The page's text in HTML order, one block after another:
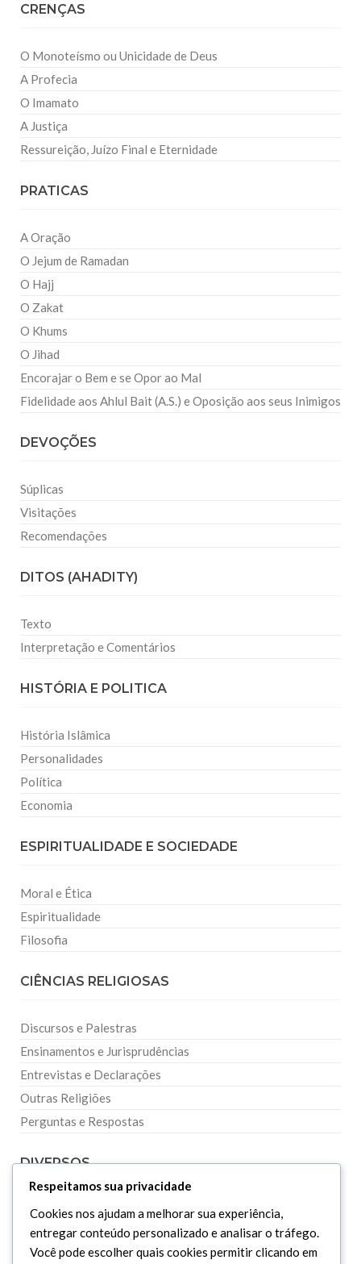
CRENÇAS
O Monoteísmo ou Unicidade de Deus
A Profecia
O Imamato
A Justiça
Ressureição, Juízo Final e Eternidade
PRATICAS
A Oração
O Jejum de Ramadan
O Hajj
O Zakat
O Khums
O Jihad
Encorajar o Bem e se Opor ao Mal
Fidelidade aos Ahlul Bait (A.S.) e Oposição aos seus Inimigos
DEVOÇÕES
Súplicas
Visitações
Recomendações
DITOS (AHADITY)
Texto
Interpretação e Comentários
HISTÓRIA E POLITICA
História Islâmica
Personalidades
Política
Economia
ESPIRITUALIDADE E SOCIEDADE
Moral e Ética
Espiritualidade
Filosofia
CIÊNCIAS RELIGIOSAS
Discursos e Palestras
Ensinamentos e Jurisprudências
Entrevistas e Declarações
Outras Religiões
Perguntas e Respostas
DIVERSOS
Curiosidades
Dicionário Islâmico
Downloads
Respeitamos sua privacidade
Cookies nos ajudam a melhorar sua experiência,
entregar conteúdo personalizado e analisar o tráfego.
Você pode escolher quais cookies permitir clicando em